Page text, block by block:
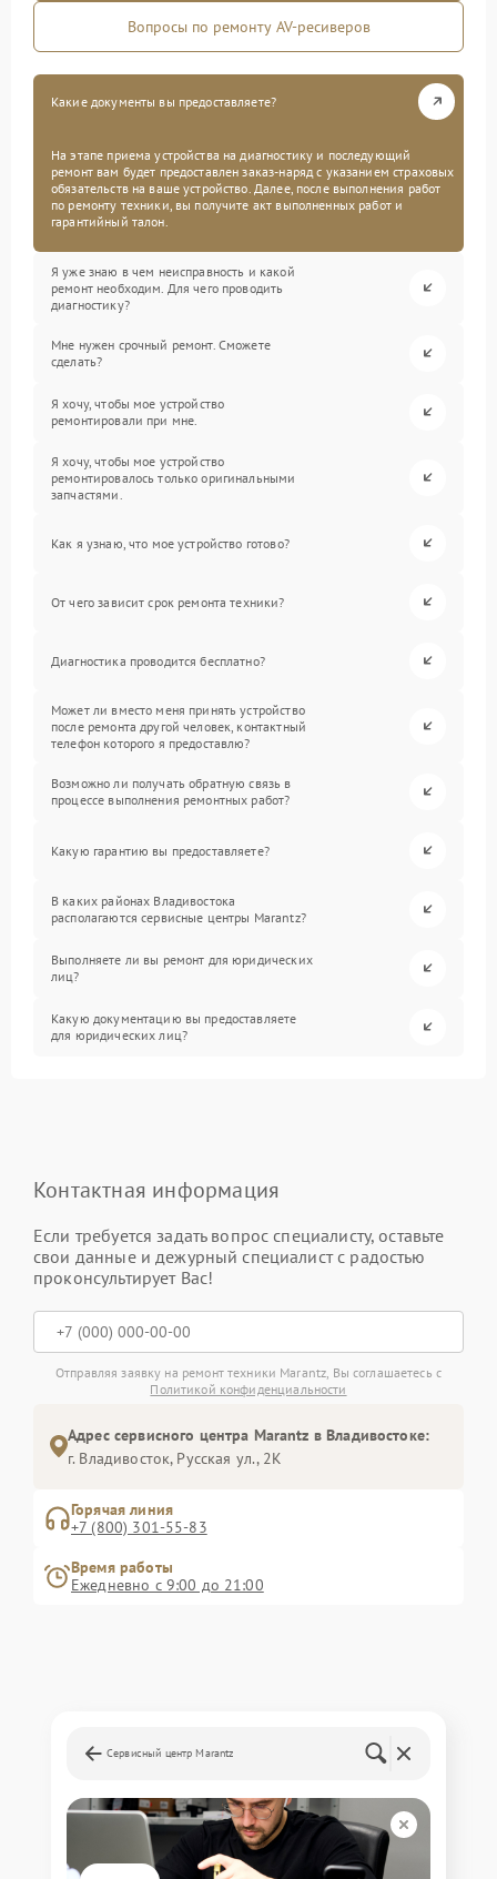
Вопросы по ремонту AV-ресиверов
Какие документы вы предоставляете?
На этапе приема устройства на диагностику и последующий
ремонт вам будет предоставлен заказ-наряд с указанием страховых
обязательств на ваше устройство. Далее, после выполнения работ
по ремонту техники, вы получите акт выполненных работ и
гарантийный талон.
Я уже знаю в чем неисправность и какой
ремонт необходим. Для чего проводить
диагностику?
Мне нужен срочный ремонт. Сможете
сделать?
Я хочу, чтобы мое устройство
ремонтировали при мне.
Я хочу, чтобы мое устройство
ремонтировалось только оригинальными
запчастями.
Как я узнаю, что мое устройство готово?
От чего зависит срок ремонта техники?
Диагностика проводится бесплатно?
Может ли вместо меня принять устройство
после ремонта другой человек, контактный
телефон которого я предоставлю?
Возможно ли получать обратную связь в
процессе выполнения ремонтных работ?
Какую гарантию вы предоставляете?
В каких районах Владивостока
располагаются сервисные центры Marantz?
Выполняете ли вы ремонт для юридических
лиц?
Какую документацию вы предоставляете
для юридических лиц?
Контактная информация
Если требуется задать вопрос специалисту, оставьте
свои данные и дежурный специалист с радостью
проконсультирует Вас!
Отправляя заявку на ремонт техники Marantz, Вы соглашаетесь с
Политикой конфиденциальности
Адрес сервисного центра Marantz в Владивостоке:
г. Владивосток, Русская ул., 2К
Горячая линия
+7 (800) 301-55-83
Время работы
Ежедневно с 9:00 до 21:00
Сервисный центр Marantz